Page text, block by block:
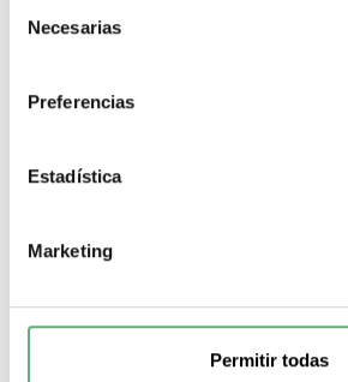
Necesarias
Preferencias
Estadística
Marketing
Permitir todas
convencional